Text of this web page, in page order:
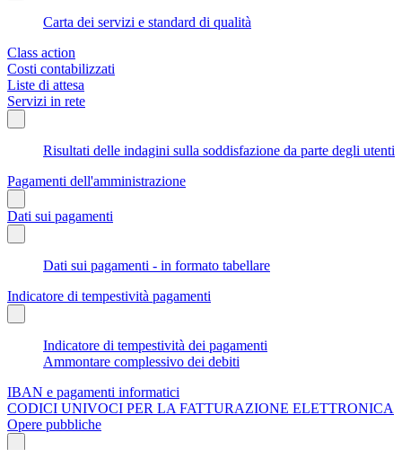
Carta dei servizi e standard di qualità
Class action
Costi contabilizzati
Liste di attesa
Servizi in rete
Risultati delle indagini sulla soddisfazione da parte degli utenti
Pagamenti dell'amministrazione
Dati sui pagamenti
Dati sui pagamenti - in formato tabellare
Indicatore di tempestività pagamenti
Indicatore di tempestività dei pagamenti
Ammontare complessivo dei debiti
IBAN e pagamenti informatici
CODICI UNIVOCI PER LA FATTURAZIONE ELETTRONICA
Opere pubbliche